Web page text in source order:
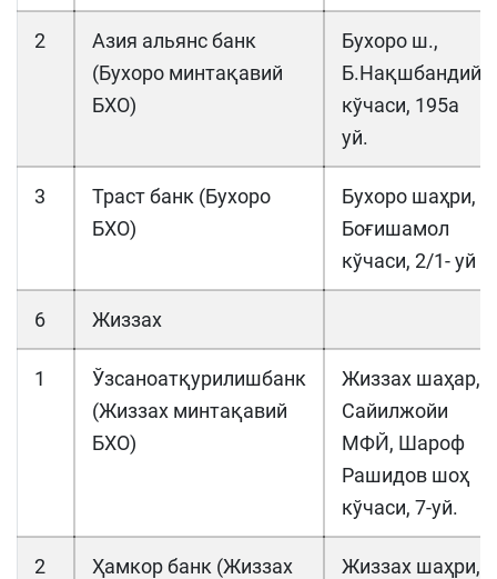
2
Азия альянс банк
(Бухоро минтақавий
БХО)
Бухоро ш.,
Б.Нақшбандий
кўчаси, 195а
уй.
3
Траст банк (Бухоро
БХО)
Буxоро шаҳри,
Боғишамол
кўчаси, 2/1- уй
6 Жиззах
1
Ўзсаноатқурилишбанк
(Жиззах минтақавий
БХО)
Жиззах шаҳар,
Сайилжойи
МФЙ, Шароф
Рашидов шоҳ
кўчаси, 7-уй.
2
Ҳамкор банк (Жиззах
Жиззах шаҳри,